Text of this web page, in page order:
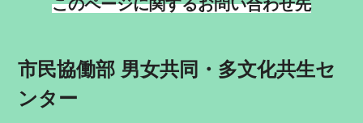
このページに関するお問い合わせ先
市民協働部 男女共同・多文化共生セ
ンター